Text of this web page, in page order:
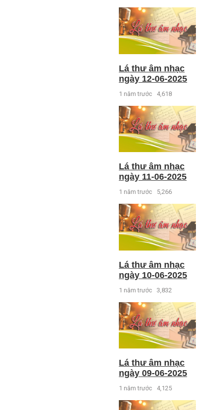
Lá thư âm nhạc
ngày 12-06-2025
1 năm trước 4,618
Lá thư âm nhạc
ngày 11-06-2025
1 năm trước 5,266
Lá thư âm nhạc
ngày 10-06-2025
1 năm trước 3,832
Lá thư âm nhạc
ngày 09-06-2025
1 năm trước 4,125